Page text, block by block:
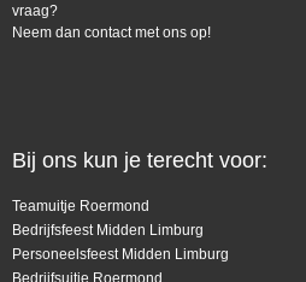
vraag?
Neem dan contact met ons op!
Bij ons kun je terecht voor:
Teamuitje Roermond
Bedrijfsfeest Midden Limburg
Personeelsfeest Midden Limburg
Bedrijfsuitje Roermond